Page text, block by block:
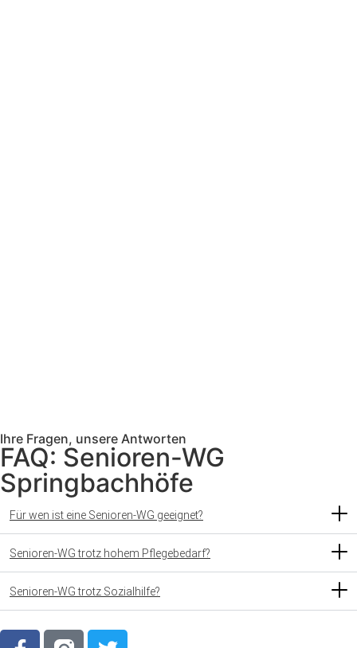
Ihre Fragen, unsere Antworten
FAQ: Senioren-WG
Springbachhöfe
Für wen ist eine Senioren-WG geeignet?
Senioren-WG trotz hohem Pflegebedarf?
Senioren-WG trotz Sozialhilfe?